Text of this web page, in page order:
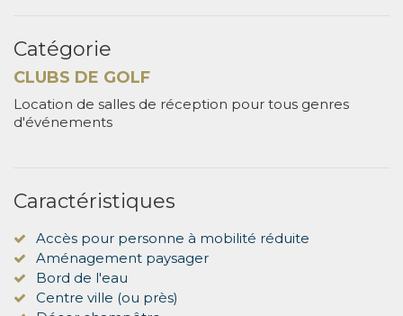
Catégorie
CLUBS DE GOLF
Location de salles de réception pour tous genres
d'événements
Caractéristiques
Accès pour personne à mobilité réduite
Aménagement paysager
Bord de l'eau
Centre ville (ou près)